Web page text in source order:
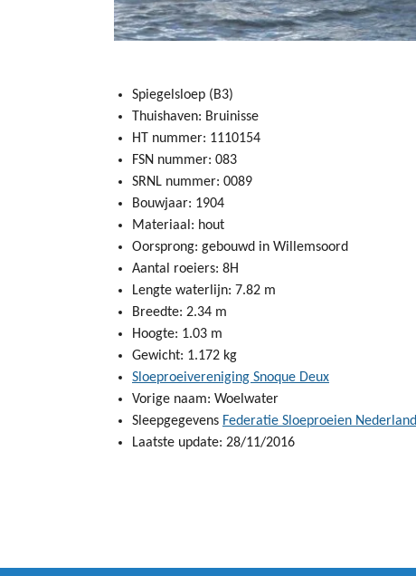
Spiegelsloep (B3)
Thuishaven: Bruinisse
HT nummer: 1110154
FSN nummer: 083
SRNL nummer: 0089
Bouwjaar: 1904
Materiaal: hout
Oorsprong: gebouwd in Willemsoord
Aantal roeiers: 8H
Lengte waterlijn: 7.82 m
Breedte: 2.34 m
Hoogte: 1.03 m
Gewicht: 1.172 kg
Sloeproeivereniging Snoque Deux
Vorige naam: Woelwater
Sleepgegevens Federatie Sloeproeien Nederland
Laatste update: 28/11/2016